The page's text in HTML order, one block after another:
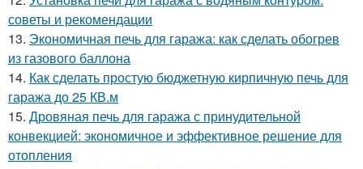
советы и рекомендации
13. Экономичная печь для гаража: как сделать обогрев
из газового баллона
14. Как сделать простую бюджетную кирпичную печь для
гаража до 25 КВ.м
15. Дровяная печь для гаража с принудительной
конвекцией: экономичное и эффективное решение для
отопления